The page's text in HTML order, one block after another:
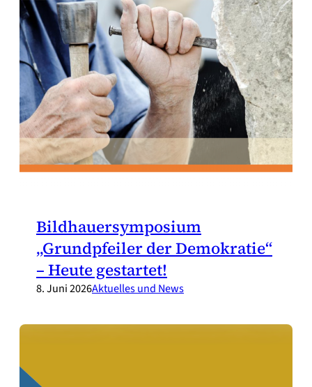
Bildhauersymposium
„Grundpfeiler der Demokratie“
– Heute gestartet!
8. Juni 2026Aktuelles und News